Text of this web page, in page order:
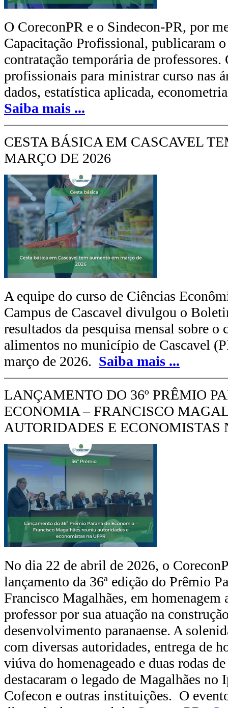
O CoreconPR e o Sindecon-PR, por
Capacitação Profissional, publicaram
contratação temporária de
profissionais para ministrar curso nas
dados, estatística aplicada,
Saiba mais ...
CESTA BÁSICA EM CASCAVEL
MARÇO DE 2026
A equipe do curso de Ciências
Campus de Cascavel divulgou o
resultados da pesquisa mensal sobre o
alimentos no município de Cascavel
março de 2026. Saiba mais ...
LANÇAMENTO DO 36º PRÊMIO
ECONOMIA – FRANCISCO
AUTORIDADES E ECONOMISTAS
No dia 22 de abril de 2026, o
lançamento da 36ª edição do Prêmio
Francisco Magalhães, em homenagem
professor por sua atuação na
desenvolvimento paranaense. A
com diversas autoridades, entrega de
viúva do homenageado e duas rodas
destacaram o legado de Magalhães no
Cofecon e outras instituições. O